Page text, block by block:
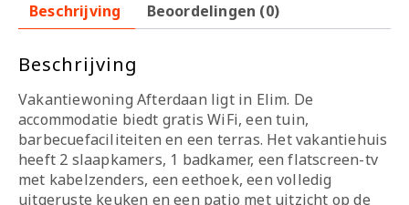
Beschrijving Beoordelingen (0)
Beschrijving
Vakantiewoning Afterdaan ligt in Elim. De
accommodatie biedt gratis WiFi, een tuin,
barbecuefaciliteiten en een terras. Het vakantiehuis
heeft 2 slaapkamers, 1 badkamer, een flatscreen-tv
met kabelzenders, een eethoek, een volledig
uitgeruste keuken en een patio met uitzicht op de